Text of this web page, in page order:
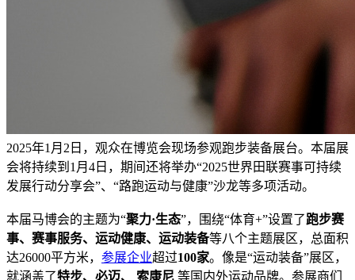
2025年1月2日，观众在博览会现场参观跑步装备展台。本届展
会将持续到1月4日，期间还将举办“2025世界田联赛事可持续
发展行动分享会”、“路跑运动与健康”沙龙等多项活动。
本届马博会的主题为“聚力·生态”，围绕“体育+”设置了跑步赛
事、赛事服务、运动健康、运动装备等八个主题展区，总面积
达26000平方米， 参展企业超过100家。像是“运动装备”展区，
就涵盖了特步、必迈、 索康尼 等国内外运动品牌。参展商们